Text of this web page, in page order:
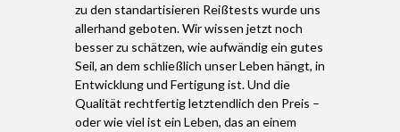
zu den standartisieren Reißtests wurde uns
allerhand geboten. Wir wissen jetzt noch
besser zu schätzen, wie aufwändig ein gutes
Seil, an dem schließlich unser Leben hängt, in
Entwicklung und Fertigung ist. Und die
Qualität rechtfertig letztendlich den Preis –
oder wie viel ist ein Leben, das an einem